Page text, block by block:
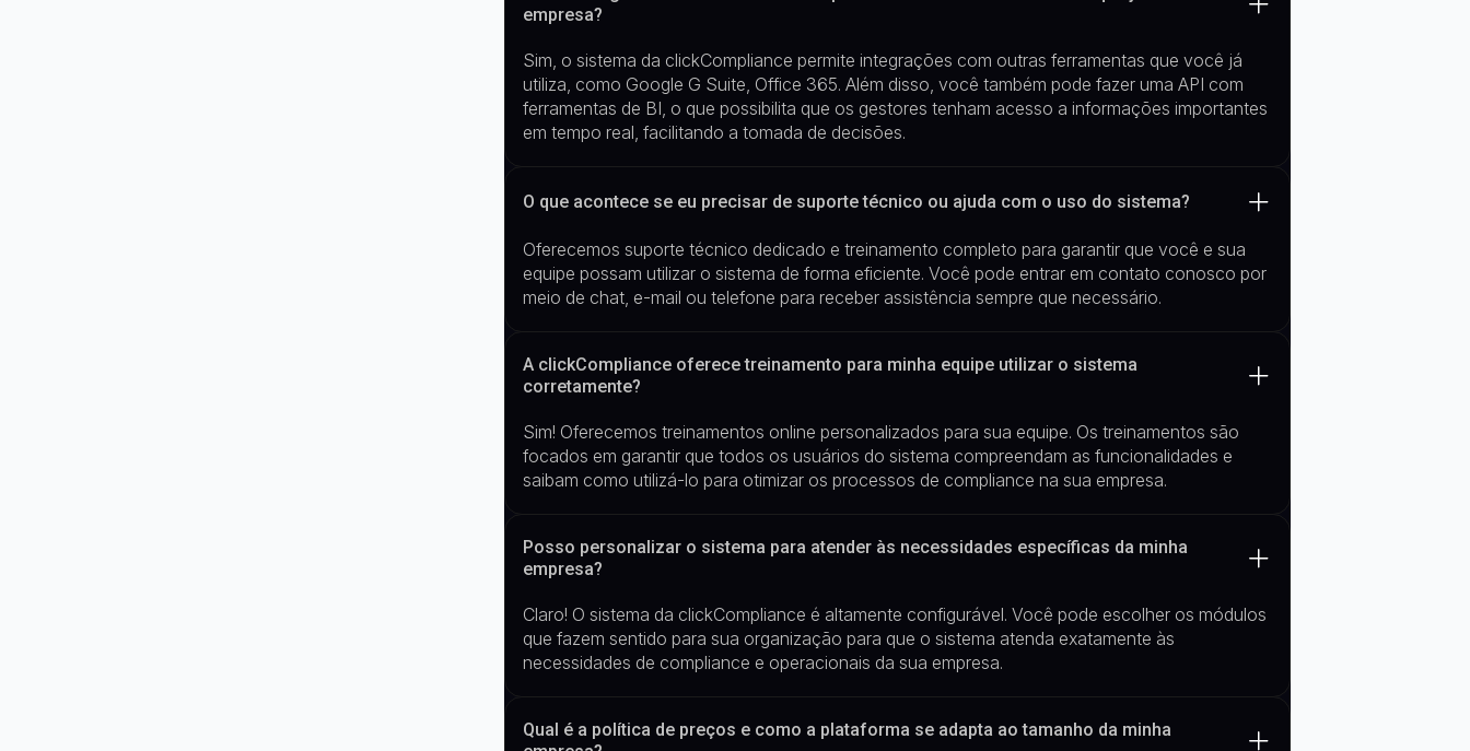
empresa?
Sim, o sistema da clickCompliance permite integrações com outras ferramentas que você já
utiliza, como Google G Suite, Office 365. Além disso, você também pode fazer uma API com
ferramentas de BI, o que possibilita que os gestores tenham acesso a informações importantes
em tempo real, facilitando a tomada de decisões.
O que acontece se eu precisar de suporte técnico ou ajuda com o uso do sistema?
Oferecemos suporte técnico dedicado e treinamento completo para garantir que você e sua
equipe possam utilizar o sistema de forma eficiente. Você pode entrar em contato conosco por
meio de chat, e-mail ou telefone para receber assistência sempre que necessário.
A clickCompliance oferece treinamento para minha equipe utilizar o sistema
corretamente?
Sim! Oferecemos treinamentos online personalizados para sua equipe. Os treinamentos são
focados em garantir que todos os usuários do sistema compreendam as funcionalidades e
saibam como utilizá-lo para otimizar os processos de compliance na sua empresa.
Posso personalizar o sistema para atender às necessidades específicas da minha
empresa?
Claro! O sistema da clickCompliance é altamente configurável. Você pode escolher os módulos
que fazem sentido para sua organização para que o sistema atenda exatamente às
necessidades de compliance e operacionais da sua empresa.
Qual é a política de preços e como a plataforma se adapta ao tamanho da minha